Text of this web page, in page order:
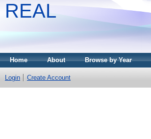
REAL
Home About Browse by Year
Login Create Account